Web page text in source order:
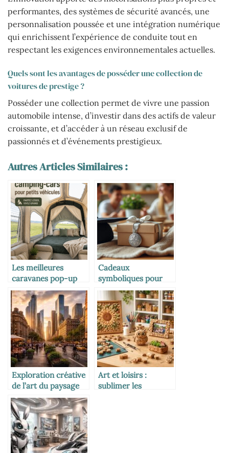
performantes, des systèmes de sécurité avancés, une
personnalisation poussée et une intégration numérique
qui enrichissent l’expérience de conduite tout en
respectant les exigences environnementales actuelles.
Quels sont les avantages de posséder une collection de
voitures de prestige ?
Posséder une collection permet de vivre une passion
automobile intense, d’investir dans des actifs de valeur
croissante, et d’accéder à un réseau exclusif de
passionnés et d’événements prestigieux.
Autres Articles Similaires :
Les meilleures
caravanes pop-up
pour petites voitures
Cadeaux
symboliques pour
marquer les grandes
étapes de vie
Exploration créative
de l’art du paysage
urbain
Art et loisirs :
sublimer les